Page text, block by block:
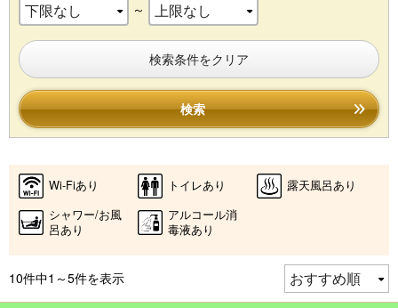
～
検索条件をクリア
検索
Wi-Fiあり トイレあり
露天風呂あり
シャワー/お風
呂あり
アルコール消
毒液あり
10件中1～5件を表示